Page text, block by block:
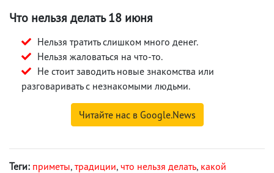
Что нельзя делать 18 июня
Нельзя тратить слишком много денег.
Нельзя жаловаться на что-то.
Не стоит заводить новые знакомства или
разговаривать с незнакомыми людьми.
Читайте нас в Google.News
Теги: приметы, традиции, что нельзя делать, какой